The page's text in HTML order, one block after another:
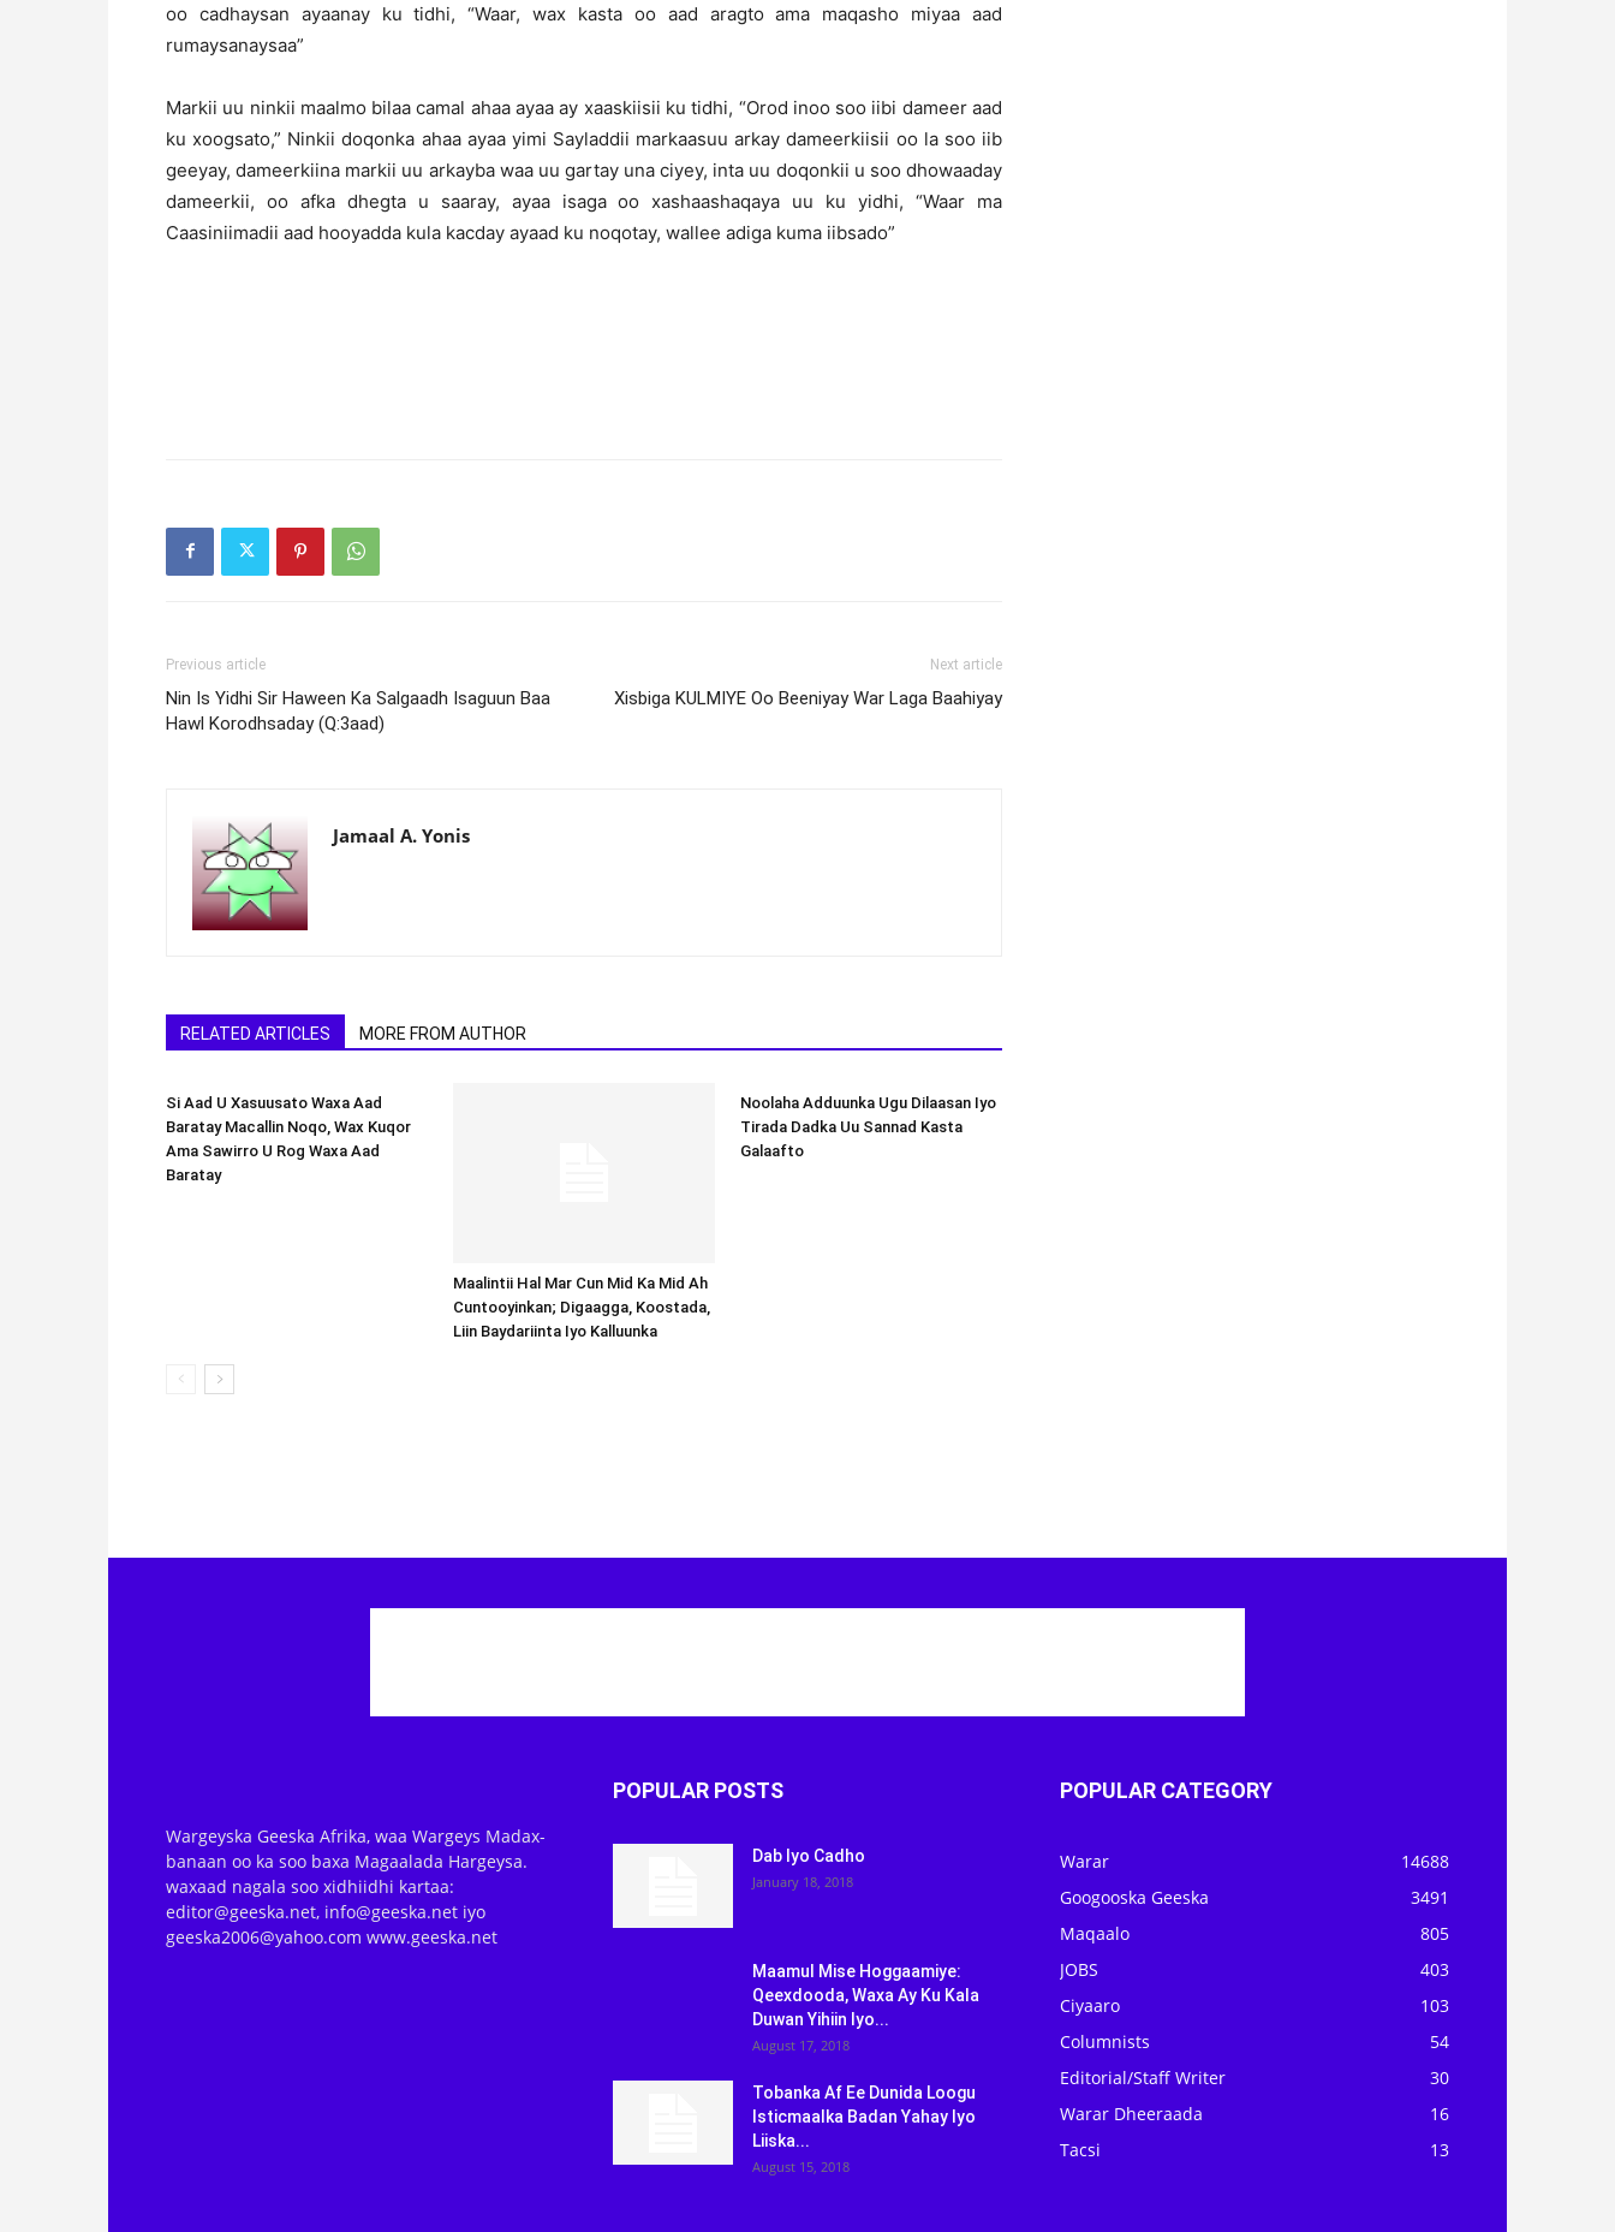
oo cadhaysan ayaanay ku tidhi, “Waar, wax kasta oo aad aragto ama maqasho miyaa aad
rumaysanaysaa”
Markii uu ninkii maalmo bilaa camal ahaa ayaa ay xaaskiisii ku tidhi, “Orod inoo soo iibi dameer aad
ku xoogsato,” Ninkii doqonka ahaa ayaa yimi Sayladdii markaasuu arkay dameerkiisii oo la soo iib
geeyay, dameerkiina markii uu arkayba waa uu gartay una ciyey, inta uu doqonkii u soo dhowaaday
dameerkii, oo afka dhegta u saaray, ayaa isaga oo xashaashaqaya uu ku yidhi, “Waar ma
Caasiniimadii aad hooyadda kula kacday ayaad ku noqotay, wallee adiga kuma iibsado”
Previous article
Nin Is Yidhi Sir Haween Ka Salgaadh Isaguun Baa
Hawl Korodhsaday (Q:3aad)
Next article
Xisbiga KULMIYE Oo Beeniyay War Laga Baahiyay
Jamaal A. Yonis
RELATED ARTICLES MORE FROM AUTHOR
Si Aad U Xasuusato Waxa Aad
Baratay Macallin Noqo, Wax Kuqor
Ama Sawirro U Rog Waxa Aad
Baratay
Maalintii Hal Mar Cun Mid Ka Mid Ah
Cuntooyinkan; Digaagga, Koostada,
Liin Baydariinta Iyo Kalluunka
Noolaha Adduunka Ugu Dilaasan Iyo
Tirada Dadka Uu Sannad Kasta
Galaafto
Wargeyska Geeska Afrika, waa Wargeys Madax-
banaan oo ka soo baxa Magaalada Hargeysa.
waxaad nagala soo xidhiidhi kartaa:
editor@geeska.net, info@geeska.net iyo
geeska2006@yahoo.com www.geeska.net
POPULAR POSTS
Dab Iyo Cadho
January 18, 2018
Maamul Mise Hoggaamiye:
Qeexdooda, Waxa Ay Ku Kala
Duwan Yihiin Iyo...
August 17, 2018
Tobanka Af Ee Dunida Loogu
Isticmaalka Badan Yahay Iyo
Liiska...
August 15, 2018
POPULAR CATEGORY
Warar
14688
Googooska Geeska
3491
Maqaalo
805
JOBS
403
Ciyaaro
103
Columnists
54
Editorial/Staff Writer
30
Warar Dheeraada
16
Tacsi
13